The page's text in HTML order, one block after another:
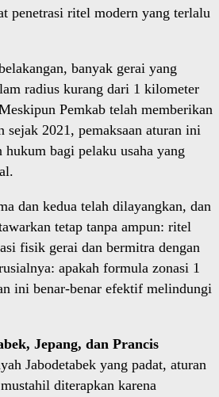
penetrasi ritel modern yang terlalu
banyak gerai yang
radius kurang dari 1 kilometer
Pemkab telah memberikan
sejak 2021, pemaksaan aturan ini
bagi pelaku usaha yang
dan kedua telah dilayangkan, dan
tetap tanpa ampun: ritel
fisik gerai dan bermitra dengan
apakah formula zonasi 1
ini benar-benar efektif melindungi
Jepang, dan Prancis
Jabodetabek yang padat, aturan
diterapkan karena